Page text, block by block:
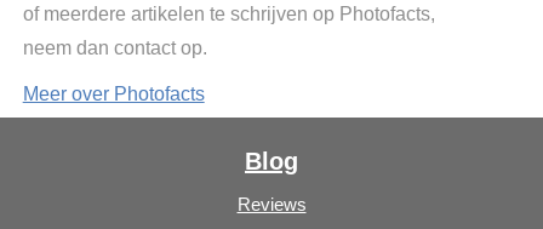
of meerdere artikelen te schrijven op Photofacts,
neem dan contact op.
Meer over Photofacts
Blog
Reviews